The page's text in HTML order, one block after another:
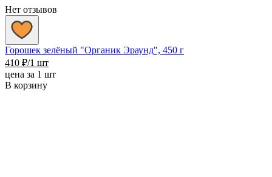
Нет отзывов
Горошек зелёный "Органик Эраунд", 450 г
410 ₽/1 шт
цена за 1 шт
В корзину